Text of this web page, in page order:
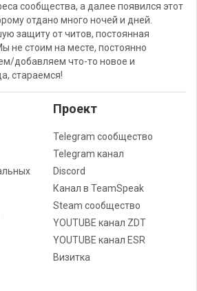
сообщества, а далее появился этот
отдано много ночей и дней.
защиту от читов, постоянная
не стоим на месте, постоянно
добавляем что-то новое и
стараемся!
Проект
Telegram сообщество
Telegram канал
Discord
Канал в TeamSpeak
Steam сообщество
YOUTUBE канал ZDT
YOUTUBE канал ESR
Визитка